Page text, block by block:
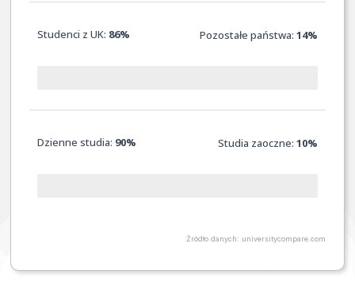
Studenci z UK: 86% Pozostałe państwa:14%
Dzienne studia: 90% Studia zaoczne:10%
Źródło danych: universitycompare.com